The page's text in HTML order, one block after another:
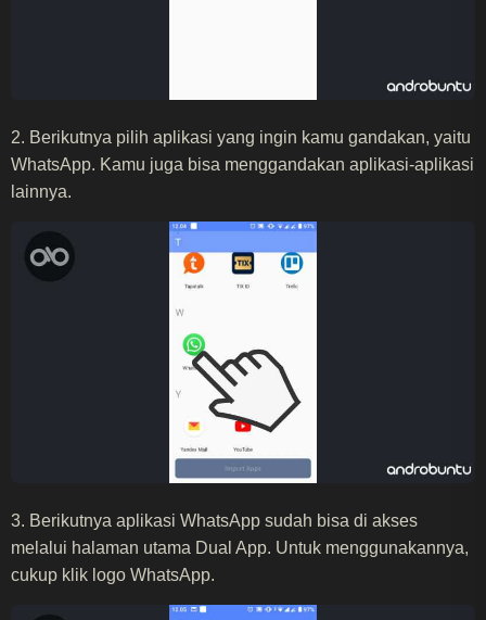
2. Berikutnya pilih aplikasi yang ingin kamu gandakan, yaitu
WhatsApp. Kamu juga bisa menggandakan aplikasi-aplikasi
lainnya.
3. Berikutnya aplikasi WhatsApp sudah bisa di akses
melalui halaman utama Dual App. Untuk menggunakannya,
cukup klik logo WhatsApp.